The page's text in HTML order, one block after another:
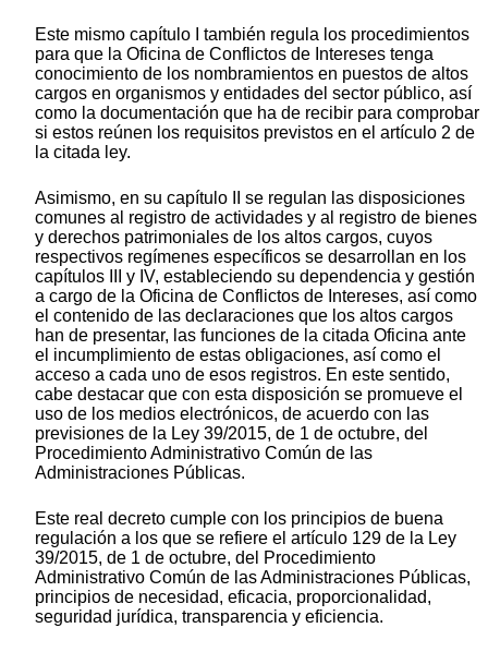
Este mismo capítulo I también regula los procedimientos
para que la Oficina de Conflictos de Intereses tenga
conocimiento de los nombramientos en puestos de altos
cargos en organismos y entidades del sector público, así
como la documentación que ha de recibir para comprobar
si estos reúnen los requisitos previstos en el artículo 2 de
la citada ley.
Asimismo, en su capítulo II se regulan las disposiciones
comunes al registro de actividades y al registro de bienes
y derechos patrimoniales de los altos cargos, cuyos
respectivos regímenes específicos se desarrollan en los
capítulos III y IV, estableciendo su dependencia y gestión
a cargo de la Oficina de Conflictos de Intereses, así como
el contenido de las declaraciones que los altos cargos
han de presentar, las funciones de la citada Oficina ante
el incumplimiento de estas obligaciones, así como el
acceso a cada uno de esos registros. En este sentido,
cabe destacar que con esta disposición se promueve el
uso de los medios electrónicos, de acuerdo con las
previsiones de la Ley 39/2015, de 1 de octubre, del
Procedimiento Administrativo Común de las
Administraciones Públicas.
Este real decreto cumple con los principios de buena
regulación a los que se refiere el artículo 129 de la Ley
39/2015, de 1 de octubre, del Procedimiento
Administrativo Común de las Administraciones Públicas,
principios de necesidad, eficacia, proporcionalidad,
seguridad jurídica, transparencia y eficiencia.